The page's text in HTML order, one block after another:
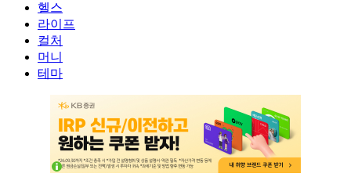
헬스
라이프
컬처
머니
테마